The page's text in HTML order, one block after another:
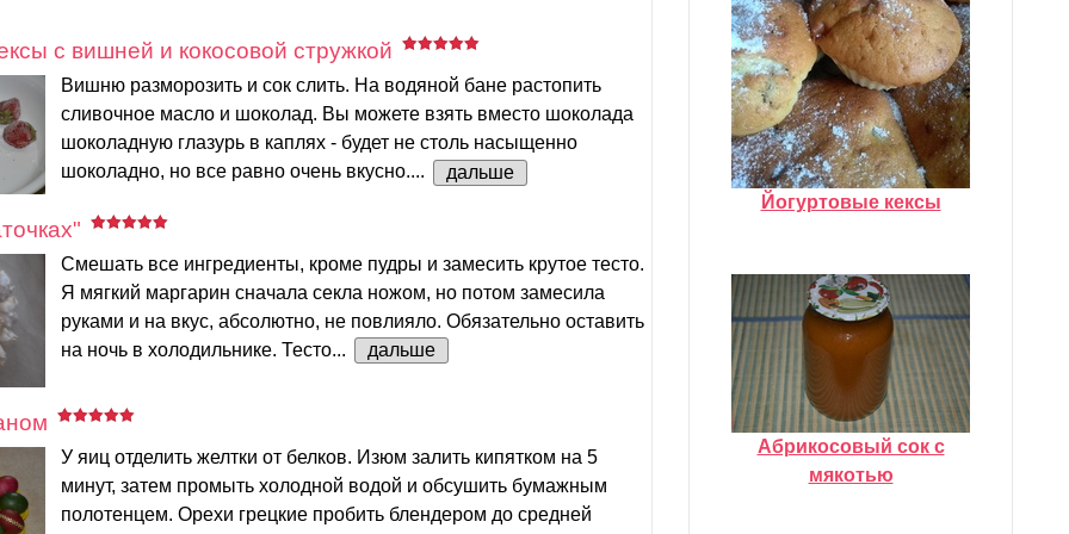
с вишней и кокосовой стружкой
Вишню разморозить и сок слить. На водяной бане растопить
сливочное масло и шоколад. Вы можете взять вместо шоколада
шоколадную глазурь в каплях - будет не столь насыщенно
шоколадно, но все равно очень вкусно....
дальше
Смешать все ингредиенты, кроме пудры и замесить крутое тесто.
Я мягкий маргарин сначала секла ножом, но потом замесила
руками и на вкус, абсолютно, не повлияло. Обязательно оставить
на ночь в холодильнике. Тесто...
дальше
У яиц отделить желтки от белков. Изюм залить кипятком на 5
минут, затем промыть холодной водой и обсушить бумажным
полотенцем. Орехи грецкие пробить блендером до средней
Йогуртовые кексы
Абрикосовый сок с
мякотью